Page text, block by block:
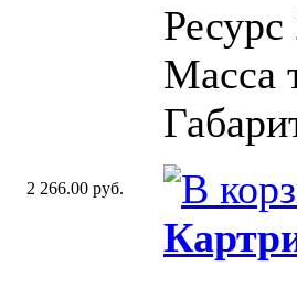
Масса
2 266.00 руб.